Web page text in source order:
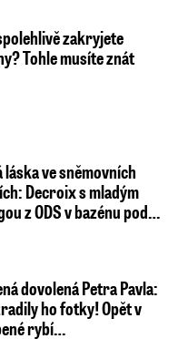
zakryjete
Tohle musíte znát
láska ve sněmovních
Decroix s mladým
z ODS v bazénu pod…
dovolená Petra Pavla:
ho fotky! Opět v
rybí…